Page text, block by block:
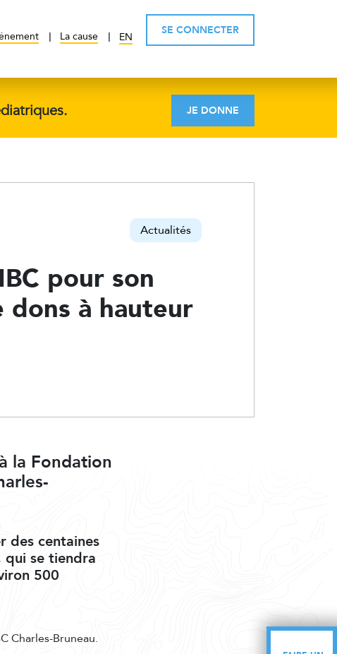
La cause EN
SE CONNECTER
JE DONNE
Actualités
pour son
dons à hauteur
la Fondation
des centaines
qui se tiendra
500
Charles-Bruneau.